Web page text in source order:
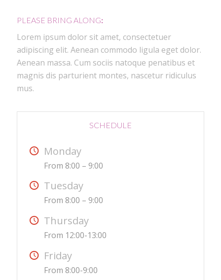
PLEASE BRING ALONG:
Lorem ipsum dolor sit amet, consectetuer
adipiscing elit. Aenean commodo ligula eget dolor.
Aenean massa. Cum sociis natoque penatibus et
magnis dis parturient montes, nascetur ridiculus
mus.
SCHEDULE
Monday
From 8:00 – 9:00
Tuesday
From 8:00 – 9:00
Thursday
From 12:00-13:00
Friday
From 8:00-9:00